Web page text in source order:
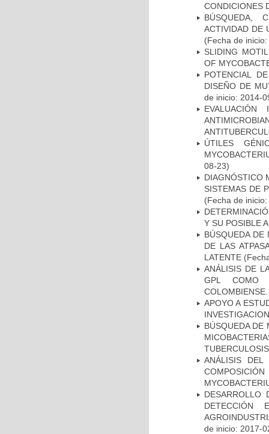
CONDICIONES
BÚSQUEDA,
ACTIVIDAD DE
(Fecha de
SLIDING
OF
POTENCIAL
DISEÑO DE
de inicio: 2014-
ÚTILES
08-23)
DIAGNÓSTICO
SISTEMAS DE
(Fecha de
Y SU POSIBLE
BÚSQUEDA DE
DE LAS
LATENTE
ANÁLISIS DE
GPL COMO
COLOMBIENSE.
APOYO A
BÚSQUEDA DE
ANÁLISIS DEL
DESARROLLO
DETECCIÓN
de inicio: 2017-